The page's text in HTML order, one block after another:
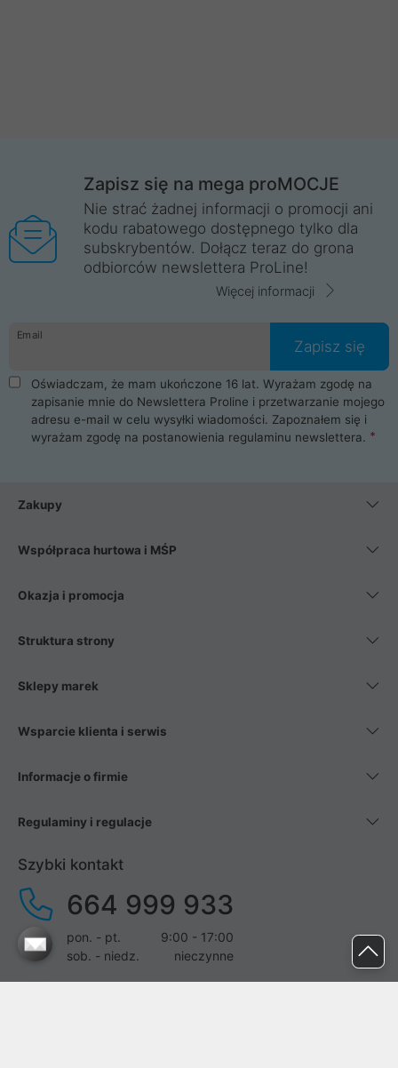
Zapisz się na mega proMOCJE
Nie strać żadnej informacji o promocji ani
kodu rabatowego dostępnego tylko dla
subskrybentów. Dołącz teraz do grona
odbiorców newslettera ProLine!
Więcej informacji
Email
Zapisz się
Oświadczam, że mam ukończone 16 lat. Wyrażam zgodę na
zapisanie mnie do Newslettera Proline i przetwarzanie mojego
adresu e-mail w celu wysyłki wiadomości. Zapoznałem się i
wyrażam zgodę na postanowienia regulaminu newslettera.
Zakupy
Współpraca hurtowa i MŚP
Okazja i promocja
Struktura strony
Sklepy marek
Wsparcie klienta i serwis
Informacje o firmie
Regulaminy i regulacje
Szybki kontakt
664 999 933
pon. - pt.
9:00 - 17:00
sob. - niedz.
nieczynne